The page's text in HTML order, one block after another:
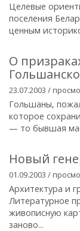
Целевые
поселения
ценным
О
23.07.2003 /
Гольшаны,
которое
— то бывшая
Новый
01.09.2003 /
Архитектура и
Литературное
живописную
заново...